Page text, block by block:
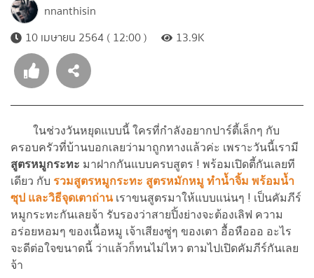
nnanthisin
10 เมษายน 2564 ( 12:00 )
13.9K
ในช่วงวันหยุดแบบนี้ ใครที่กำลังอยากปาร์ตี้เล็กๆ กับ
ครอบครัวที่บ้านบอกเลยว่ามาถูกทางแล้วค่ะ เพราะวันนี้เรามี
สูตรหมูกระทะ มาฝากกันแบบครบสูตร ! พร้อมเปิดตี้กันเลยที
เดียว กับ รวมสูตรหมูกระทะ สูตรหมักหมู ทำน้ำจิ้ม พร้อมน้ำ
ซุป และวิธีจุดเตาถ่านเราขนสูตรมาให้แบบแน่นๆ ! เป็นคัมภีร์
หมูกระทะกันเลยจ้า รับรองว่าสายปิ้งย่างจะต้องเลิฟ ความ
อร่อยหอมๆ ของเนื้อหมู เจ้าเสียงซู่ๆ ของเตา อื้อหือออ อะไร
จะดีต่อใจขนาดนี้ ว่าแล้วก็ทนไม่ไหว ตามไปเปิดคัมภีร์กันเลย
จ้า